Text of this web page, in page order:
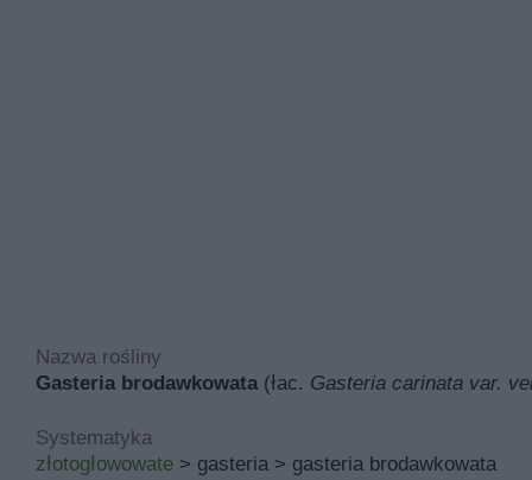
Nazwa rośliny
Gasteria brodawkowata(łac. Gasteria carinata var.
Systematyka
złotogłowowate > gasteria > gasteria brodawkowata